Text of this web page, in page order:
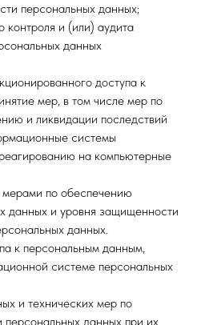
персональных данных;
контроля и (или) аудита
данных
доступа к
мер, в том числе мер по
и ликвидации последствий
системы
на компьютерные
по обеспечению
данных и уровня защищенности
данных.
к персональным данным,
системе персональных
и технических мер по
данных при их